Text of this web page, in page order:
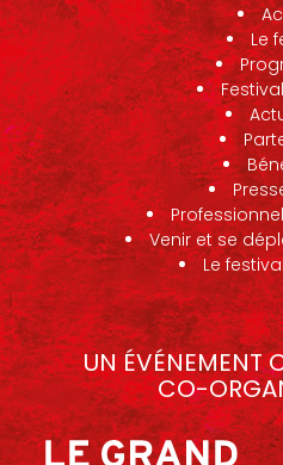
Le
Venir et se
Le
UN ÉVÉNEMENT
CO-